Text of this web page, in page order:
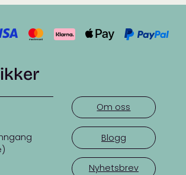
Om oss
Blogg
Nyhetsbrev